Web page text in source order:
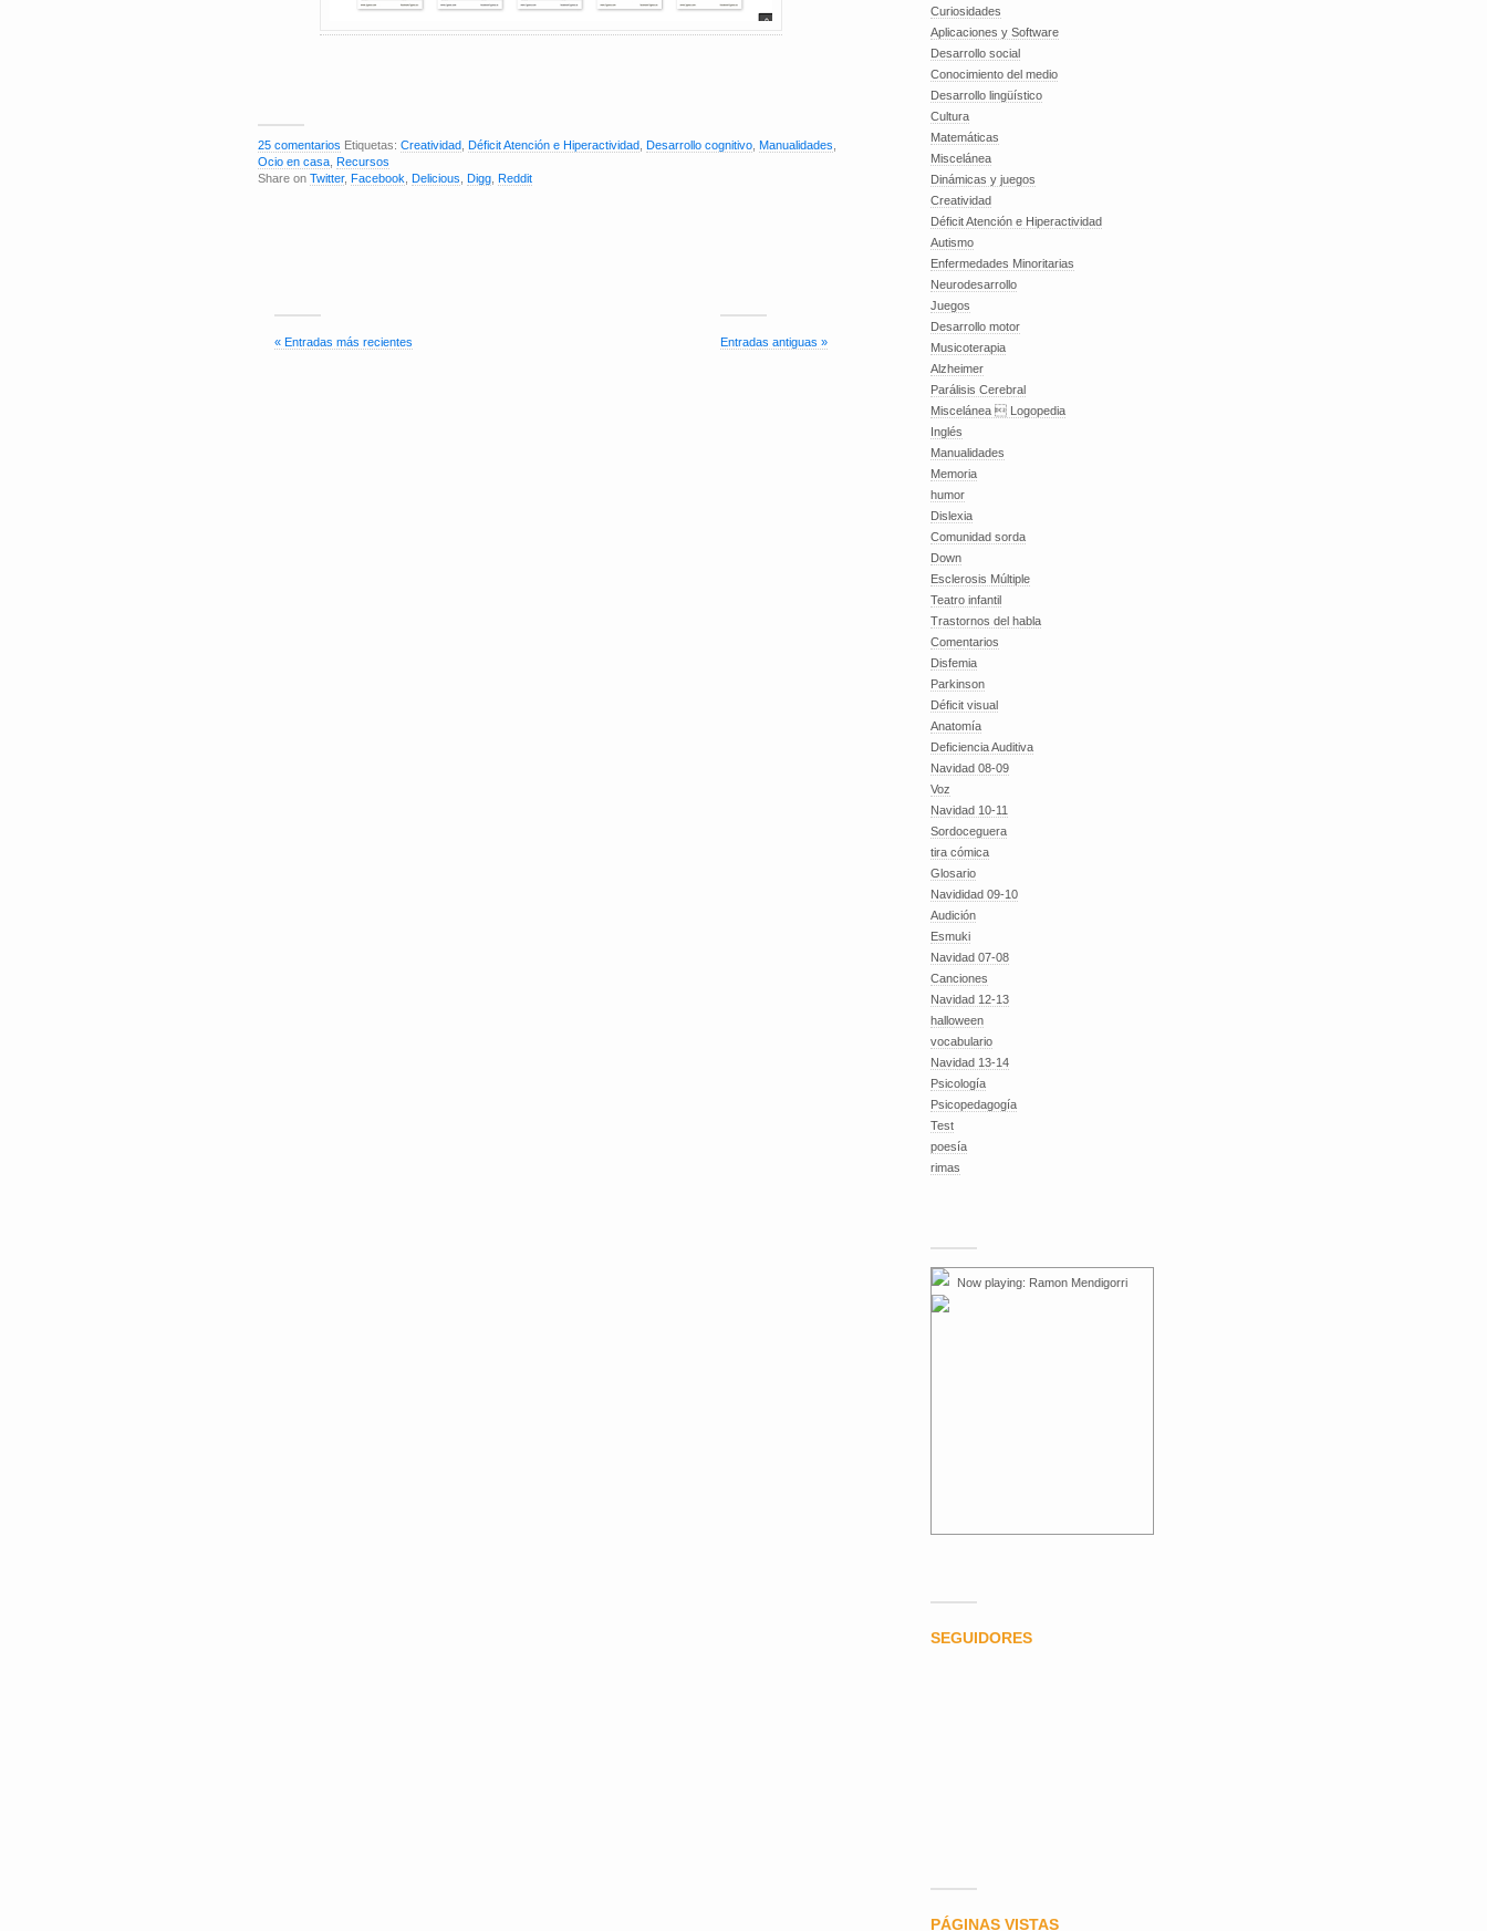
25 comentarios Etiquetas: Creatividad Déficit Atención e Hiperactividad Desarrollo cognitivo Manualidades
Ocio en casa
Recursos
Share on Twitter, Facebook Delicious Digg Reddit
« Entradas más recientes Entradas antiguas »
Curiosidades
Aplicaciones y Software
Desarrollo social
Conocimiento del medio
Desarrollo lingüístico
Cultura
Matemáticas
Miscelánea
Dinámicas y juegos
Creatividad
Déficit Atención e Hiperactividad
Autismo
Enfermedades Minoritarias
Neurodesarrollo
Juegos
Desarrollo motor
Musicoterapia
Alzheimer
Parálisis Cerebral
Miscelánea  Logopedia
Inglés
Manualidades
Memoria
humor
Dislexia
Comunidad sorda
Down
Esclerosis Múltiple
Teatro infantil
Trastornos del habla
Comentarios
Disfemia
Parkinson
Déficit visual
Anatomía
Deficiencia Auditiva
Navidad 08-09
Voz
Navidad 10-11
Sordoceguera
tira cómica
Glosario
Navididad 09-10
Audición
Esmuki
Navidad 07-08
Canciones
Navidad 12-13
halloween
vocabulario
Navidad 13-14
Psicología
Psicopedagogía
Test
poesía
rimas
Now playing: Ramon Mendigorri
SEGUIDORES
PÁGINAS VISTAS